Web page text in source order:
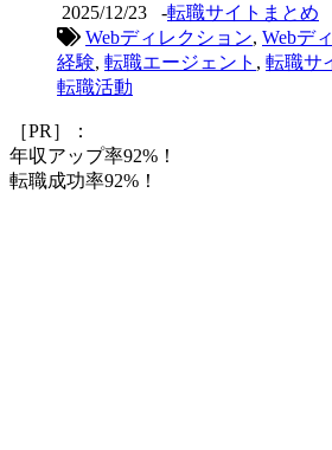
2025/12/23 -転職サイトまとめ
Webディレクション, Webデ
経験, 転職エージェント , 転職サ
転職活動
［PR］：
年収アップ率92%！
転職成功率92%！